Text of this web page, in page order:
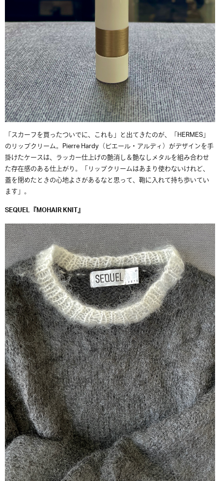
「スカーフを買ったついでに、これも」と出てきたのが、「HERMES」
のリップクリーム。Pierre Hardy（ピエール・アルディ）がデザインを手
掛けたケースは、ラッカー仕上げの艶消し＆艶なしメタルを組み合わせ
た存在感のある仕上がり。「リップクリームはあまり使わないけれど、
蓋を閉めたときの心地よさがあるなと思って、鞄に入れて持ち歩いてい
ます」。
SEQUEL『MOHAIR KNIT』